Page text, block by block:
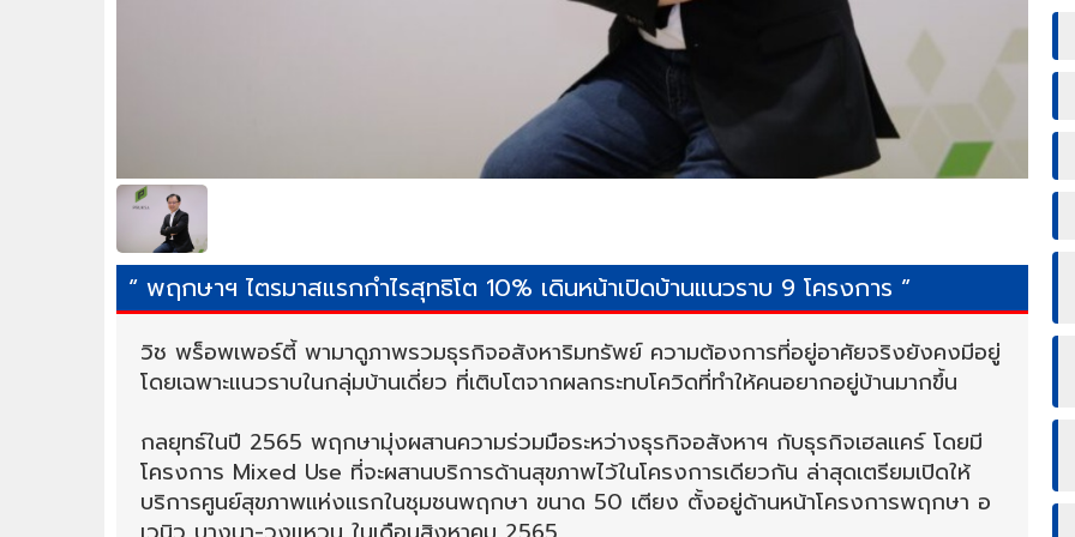
“ พฤกษาฯ ไตรมาสแรกกำไรสุทธิโต 10% เดินหน้าเปิดบ้านแนวราบ 9 โครงการ ”
วิช พร็อพเพอร์ตี้ พามาดูภาพรวมธุรกิจอสังหาริมทรัพย์ ความต้องการที่อยู่อาศัยจริงยังคงมีอยู่
โดยเฉพาะแนวราบในกลุ่มบ้านเดี่ยว ที่เติบโตจากผลกระทบโควิดที่ทำให้คนอยากอยู่บ้านมากขึ้น
กลยุทธ์ในปี 2565 พฤกษามุ่งผสานความร่วมมือระหว่างธุรกิจอสังหาฯ กับธุรกิจเฮลแคร์ โดยมี
โครงการ Mixed Use ที่จะผสานบริการด้านสุขภาพไว้ในโครงการเดียวกัน ล่าสุดเตรียมเปิดให้
บริการศูนย์สุขภาพแห่งแรกในชุมชนพฤกษา ขนาด 50 เตียง ตั้งอยู่ด้านหน้าโครงการพฤกษา อ